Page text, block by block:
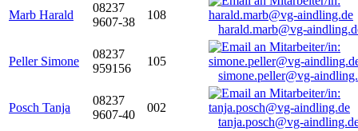
Marb Harald
08237
9607-38
108
harald.marb@vg-
Peller Simone
08237
959156
105
simone.peller@vg-
Posch Tanja
08237
9607-40
002
tanja.posch@vg-